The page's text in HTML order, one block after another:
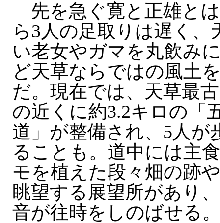
先を急ぐ寛と正雄と
ら3人の足取りは遅く、
い老女やガマを丸飲み
ど天草ならではの風土
だ。現在では、天草最
の近くに約3.2キロの「
道」が整備され、5人が
ることも。道中には主
モを植えた段々畑の跡
眺望する展望所があり
音が往時をしのばせる